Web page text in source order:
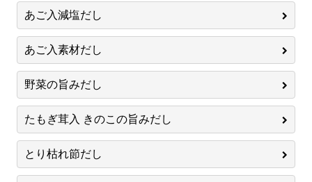
あご入減塩だし
あご入素材だし
野菜の旨みだし
たもぎ茸入 きのこの旨みだし
とり枯れ節だし